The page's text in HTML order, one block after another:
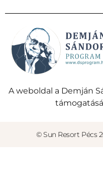
A weboldal a Demján
© Sun Resort Pécs